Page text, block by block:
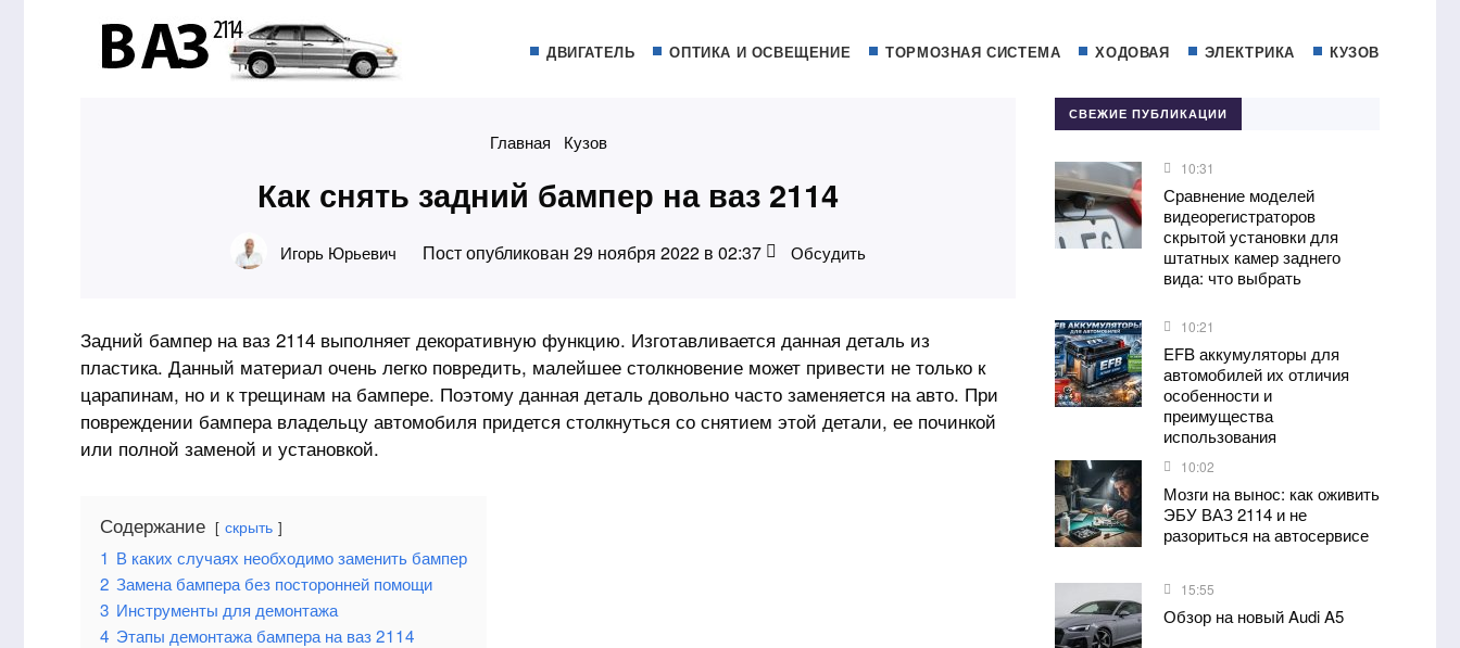
ДВИГАТЕЛЬ ОПТИКА И ОСВЕЩЕНИЕ ТОРМОЗНАЯ СИСТЕМА ХОДОВАЯ ЭЛЕКТРИКА КУЗОВ
Главная Кузов
Как снять задний бампер на ваз 2114
Игорь Юрьевич Пост опубликован 29 ноября 2022 в 02:37 Обсудить
Задний бампер на ваз 2114 выполняет декоративную функцию. Изготавливается данная деталь из
пластика. Данный материал очень легко повредить, малейшее столкновение может привести не только к
царапинам, но и к трещинам на бампере. Поэтому данная деталь довольно часто заменяется на авто. При
повреждении бампера владельцу автомобиля придется столкнуться со снятием этой детали, ее починкой
или полной заменой и установкой.
Содержание скрыть
1 В каких случаях необходимо заменить бампер
2 Замена бампера без посторонней помощи
3 Инструменты для демонтажа
4 Этапы демонтажа бампера на ваз 2114
СВЕЖИЕ ПУБЛИКАЦИИ
10:31
Сравнение моделей
видеорегистраторов
скрытой установки для
штатных камер заднего
вида: что выбрать
10:21
EFB аккумуляторы для
автомобилей их отличия
особенности и
преимущества
использования
10:02
Мозги на вынос: как оживить
ЭБУ ВАЗ 2114 и не
разориться на автосервисе
15:55
Обзор на новый Audi A5